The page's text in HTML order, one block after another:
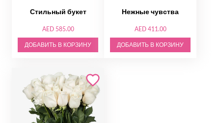
Стильный букет
AED 585.00
ДОБАВИТЬ В КОРЗИНУ
Нежные чувства
AED 411.00
ДОБАВИТЬ В КОРЗИНУ